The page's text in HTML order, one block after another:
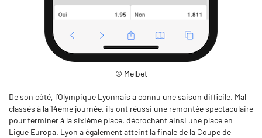
© Melbet
De son côté, l’Olympique Lyonnais a connu une saison difficile. Mal
classés à la 14ème journée, ils ont réussi une remontée spectaculaire
pour terminer à la sixième place, décrochant ainsi une place en
Ligue Europa. Lyon a également atteint la finale de la Coupe de